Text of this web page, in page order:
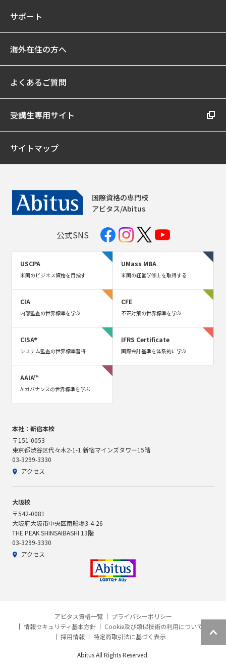
説明会予約
サポート
海外在住の方へ
よくあるご質問
受講生専用サイト
サイトマップ
国際資格の専門校
アビタス/Abitus
公式SNS
USCPA
米国のビジネス資格を目指す
UMass MBA
米国の経営学修士を取得する
CIA
内部監査の世界標準を学ぶ
CFE
不正対策の世界標準を学ぶ
CISA®
システム監査の世界標準習得
IFRS Certificate
国際会計基準を体系的に学ぶ
AAIA™
AIガバナンスの世界標準を学ぶ
本社：新宿本校
〒151-0053
東京都渋谷区代々木2-1-1 新宿マインズタワー15階
03-3299-3330
アクセス
大阪校
〒542-0081
大阪府大阪市中央区南船場3-4-26
THE PEAK SHINSAIBASHI 13階
03-3299-3330
アクセス
アビタス資格一覧
プライバシーポリシー
情報セキュリティ基本方針
Cookie及び類似技術の利用について
採用情報
特定商取引法に基づく表示
Abitus All Rights Reserved.